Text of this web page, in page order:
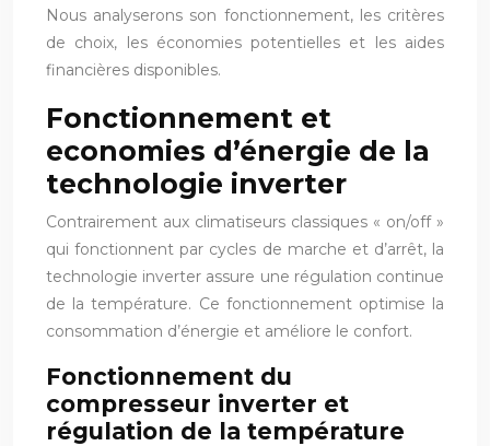
Nous analyserons son fonctionnement, les critères
de choix, les économies potentielles et les aides
financières disponibles.
Fonctionnement et
economies d’énergie de la
technologie inverter
Contrairement aux climatiseurs classiques « on/off »
qui fonctionnent par cycles de marche et d’arrêt, la
technologie inverter assure une régulation continue
de la température. Ce fonctionnement optimise la
consommation d’énergie et améliore le confort.
Fonctionnement du
compresseur inverter et
régulation de la température